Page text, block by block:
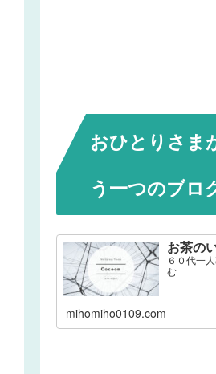
おひとりさま
う一つのブロ
お茶の
６０代一
む
mihomiho0109.com